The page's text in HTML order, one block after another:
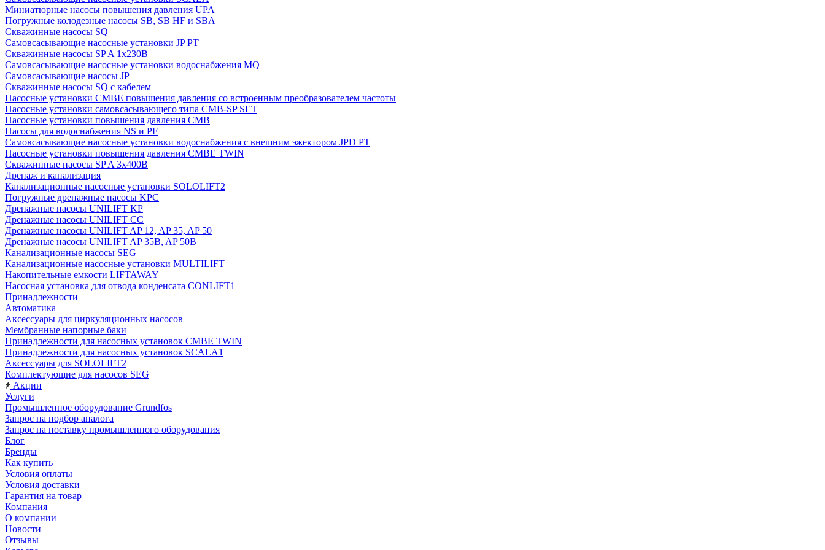
Миниатюрные насосы повышения давления UPA
Погружные колодезные насосы SB, SB HF и SBA
Скважинные насосы SQ
Самовсасывающие насосные установки JP PT
Скважинные насосы SP A 1x230В
Самовсасывающие насосные установки водоснабжения MQ
Самовсасывающие насосы JP
Скважинные насосы SQ с кабелем
Насосные установки CMBE повышения давления со встроенным преобразователем частоты
Насосные установки самовсасывающего типа CMB-SP SET
Насосные установки повышения давления CMB
Насосы для водоснабжения NS и PF
Самовсасывающие насосные установки водоснабжения с внешним эжектором JPD PT
Насосные установки повышения давления CMBE TWIN
Скважинные насосы SP A 3x400В
Дренаж и канализация
Канализационные насосные установки SOLOLIFT2
Погружные дренажные насосы KPC
Дренажные насосы UNILIFT KP
Дренажные насосы UNILIFT CC
Дренажные насосы UNILIFT AP 12, AP 35, AP 50
Дренажные насосы UNILIFT AP 35B, AP 50B
Канализационные насосы SEG
Канализационные насосные установки MULTILIFT
Накопительные емкости LIFTAWAY
Насосная установка для отвода конденсата CONLIFT1
Принадлежности
Автоматика
Аксессуары для циркуляционных насосов
Мембранные напорные баки
Принадлежности для насосных установок CMBE TWIN
Принадлежности для насосных установок SCALA1
Аксессуары для SOLOLIFT2
Комплектующие для насосов SEG
Акции
Услуги
Промышленное оборудование Grundfos
Запрос на подбор аналога
Запрос на поставку промышленного оборудования
Блог
Бренды
Как купить
Условия оплаты
Условия доставки
Гарантия на товар
Компания
О компании
Новости
Отзывы